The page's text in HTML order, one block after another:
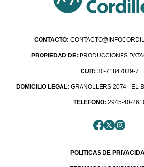
CONTACTO:
PROPIEDAD DE: PRODUCCIONES
CUIT: 30-71847039-7
DOMICILIO LEGAL: GRANOLLERS 2074 - EL
TELEFONO: 2945-40-
POLITICAS DE